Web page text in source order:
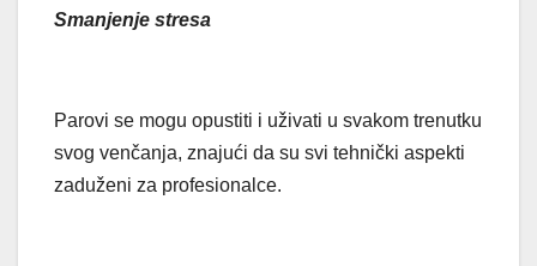
Smanjenje stresa
Parovi se mogu opustiti i uživati u svakom trenutku
svog venčanja, znajući da su svi tehnički aspekti
zaduženi za profesionalce.